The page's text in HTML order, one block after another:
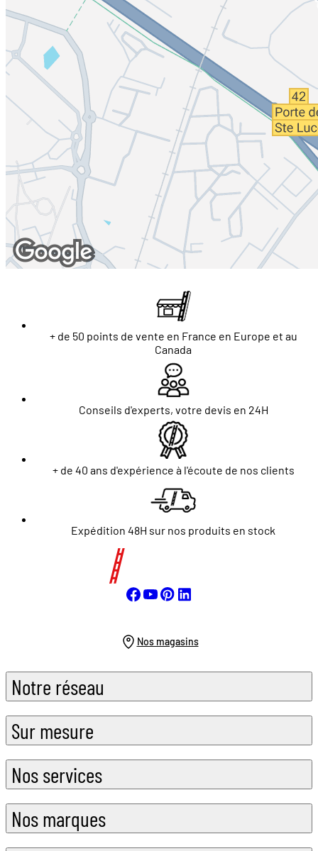
+ de 50 points de vente en France en Europe et au
Canada
Conseils d'experts, votre devis en 24H
+ de 40 ans d'expérience à l'écoute de nos clients
Expédition 48H sur nos produits en stock
Nos magasins
Notre réseau
Sur mesure
Nos services
Nos marques